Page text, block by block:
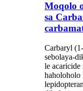
Moqolo
sa
Carbaryl
sebolaya-
le acaricide
haholoholo